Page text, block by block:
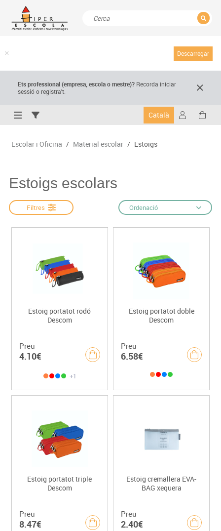
Descarregar
Ets professional (empresa,escola o mestre)? Recorda iniciar
sessió o registra't.
Català
Escolar i Oficina / Material escolar / Estoigs
Estoigs escolars
Filtres Ordenació
Estoig portatot rodó
Descom
Preu
4.10€
+1
Estoig portatot doble
Descom
Preu
6.58€
Estoig portatot triple
Descom
Preu
8.47€
Estoig cremallera EVA-
BAG xequera
Preu
2.40€